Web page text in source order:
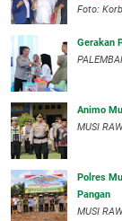
Foto:
Gerakan
Animo
MUSI
Polres
Pangan
MUSI